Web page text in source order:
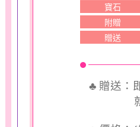
寶石
附贈
贈送
♣ 贈送：
就送